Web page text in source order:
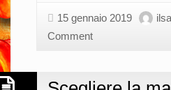
15 gennaio 2019
Comment